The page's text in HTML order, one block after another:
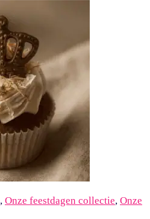
, Onze feestdagen collectie, Onze